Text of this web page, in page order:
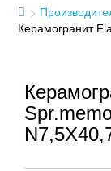
Керамогранит